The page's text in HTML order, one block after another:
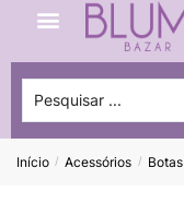
Início / Acessórios / Botas